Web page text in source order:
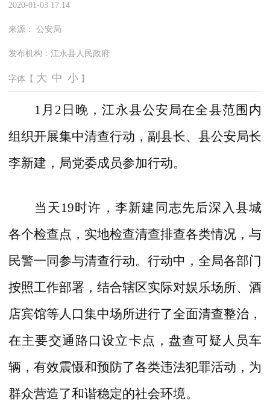
2020-01-03 17:14
来源： 公安局
发布机构： 江永县人民政府
字体【 大 中 小 】
1 月 2 日晚，江永县公安局在全县范围内
组织开展集中清查行动，副县长、县公安局长
李新建，局党委成员参加行动。
当天19时许，李新建同志先后深入县城
各个检查点，实地检查清查排查各类情况，与
民警一同参与清查行动。行动中，全局各部门
按照工作部署，结合辖区实际对娱乐场所、酒
店宾馆等人口集中场所进行了全面清查整治，
在主要交通路口设立卡点，盘查可疑人员车
辆，有效震慑和预防了各类违法犯罪活动，为
群众营造了和谐稳定的社会环境。